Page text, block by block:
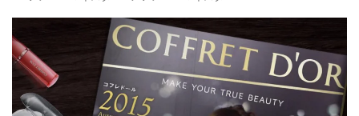
カワコレ